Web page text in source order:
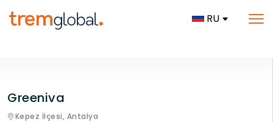
RU
Greeniva
Kepez İlçesi, Antalya